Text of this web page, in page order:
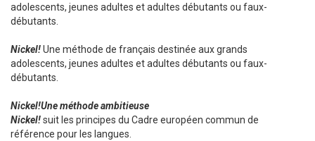
adolescents, jeunes adultes et adultes débutants ou faux-
débutants.
Nickel!Une méthode de français destinée aux grands
adolescents, jeunes adultes et adultes débutants ou faux-
débutants.
Nickel!Une méthode ambitieuse
Nickel!suit les principes du Cadre européen commun de
référence pour les langues.